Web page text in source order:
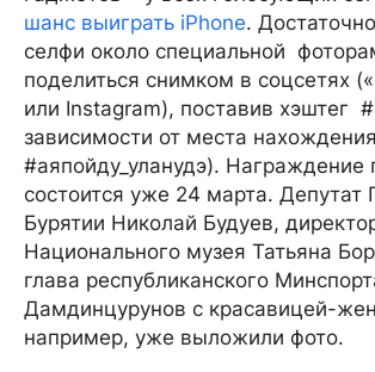
шанс выиграть iPhone.
селфи около специальной
поделиться снимком в соцсетях
или Instagram), поставив хэштег
зависимости от места
#аяпойду_уланудэ). Награждение
состоится уже 24 марта. Депутат
Бурятии Николай Будуев,
Национального музея Татьяна
глава республиканского
Дамдинцурунов с красавицей-
например, уже выложили фото.